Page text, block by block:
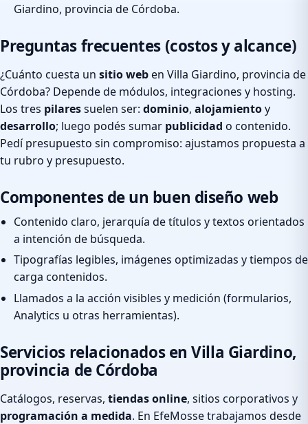
Giardino, provincia de Córdoba.
Preguntas frecuentes (costos y alcance)
¿Cuánto cuesta un sitio weben Villa Giardino, provincia de
Córdoba? Depende de módulos, integraciones y hosting.
Los tres pilaressuelen ser: dominio, alojamientoy
desarrollo; luego podés sumar publicidad o contenido.
Pedí presupuesto sin compromiso: ajustamos propuesta a
tu rubro y presupuesto.
Componentes de un buen diseño web
Contenido claro, jerarquía de títulos y textos orientados
a intención de búsqueda.
Tipografías legibles, imágenes optimizadas y tiempos de
carga contenidos.
Llamados a la acción visibles y medición (formularios,
Analytics u otras herramientas).
Servicios relacionados en Villa Giardino,
provincia de Córdoba
Catálogos, reservas, tiendas online, sitios corporativos y
programación a medida. En EfeMosse trabajamos desde